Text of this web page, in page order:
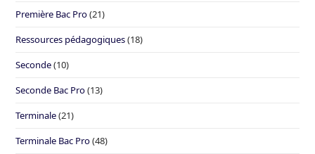
Première Bac Pro(21)
Ressources pédagogiques(18)
Seconde(10)
Seconde Bac Pro(13)
Terminale(21)
Terminale Bac Pro(48)